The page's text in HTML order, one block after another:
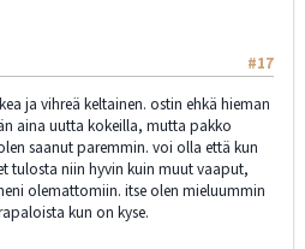
#17
ja vihreä keltainen. ostin ehkä hieman
aina uutta kokeilla, mutta pakko
saanut paremmin. voi olla että kun
tulosta niin hyvin kuin muut vaaput,
olemattomiin. itse olen mieluummin
kun on kyse.